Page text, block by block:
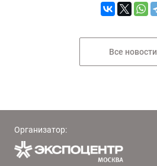
Все новости
Организатор: